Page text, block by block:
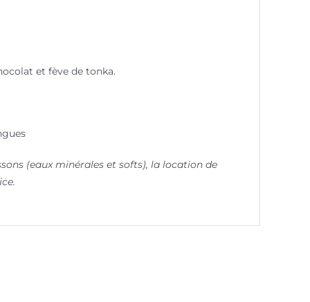
et fève de tonka.
(eaux minérales et softs), la location de